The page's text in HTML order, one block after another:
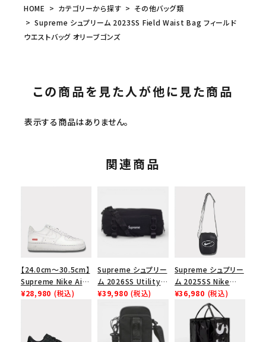
HOME カテゴリーから探す
その他バッグ類
Supreme シュプリーム 2023SS Field Waist Bag フィールド
ウエストバッグ オリーブゴンズ
この商品を見た人が他に見た商品
表示する商品はありません。
関連商品
【24.0cm～30.5cm】
Supreme Nike Air
Force 1 Low シュプ
¥28,980 (税込)
Supreme シュプリー
ム 2026SS Utility
Bag ユーティリティ
バッグ ブラック
¥39,980 (税込)
Supreme シュプリー
ム 2025SS Nike
Leather Shoulder
Bag ナイキレザーシ
ョルダーバッグ ブラッ
¥36,980 (税込)